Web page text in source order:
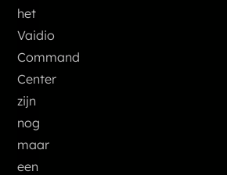
het
Vaidio
Command
Center
zijn
nog
maar
een